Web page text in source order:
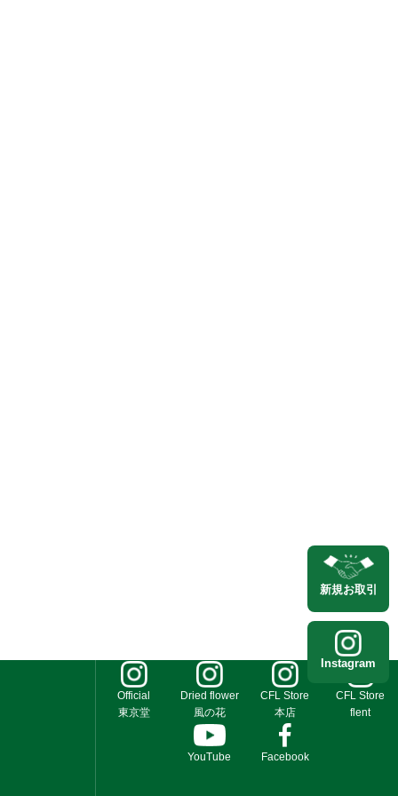
新規お取引
Instagram
Official
東京堂
Dried flower
風の花
CFL Store
本店
CFL Store
flent
YouTube Facebook